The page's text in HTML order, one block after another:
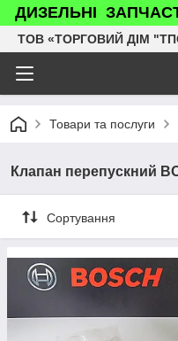
ДИЗЕЛЬНІ
ТОВ «ТОРГОВИЙ ДІМ
Товари та послуги
Клапан перепускний
Сортування